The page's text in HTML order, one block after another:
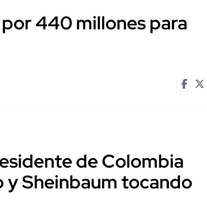
440 millones para
de Colombia
Sheinbaum tocando